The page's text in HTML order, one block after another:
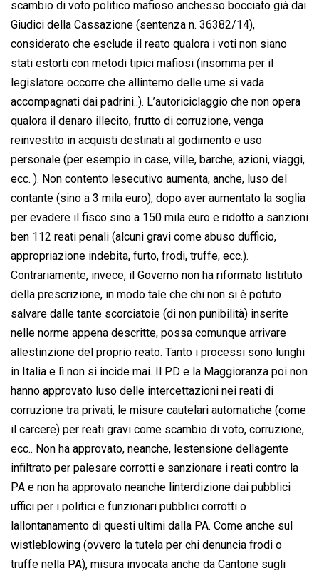
scambio di voto politico mafioso anchesso bocciato già dai
Giudici della Cassazione (sentenza n. 36382/14),
considerato che esclude il reato qualora i voti non siano
stati estorti con metodi tipici mafiosi (insomma per il
legislatore occorre che allinterno delle urne si vada
accompagnati dai padrini..). L’autoriciclaggio che non opera
qualora il denaro illecito, frutto di corruzione, venga
reinvestito in acquisti destinati al godimento e uso
personale (per esempio in case, ville, barche, azioni, viaggi,
ecc. ). Non contento lesecutivo aumenta, anche, luso del
contante (sino a 3 mila euro), dopo aver aumentato la soglia
per evadere il fisco sino a 150 mila euro e ridotto a sanzioni
ben 112 reati penali (alcuni gravi come abuso dufficio,
appropriazione indebita, furto, frodi, truffe, ecc.).
Contrariamente, invece, il Governo non ha riformato listituto
della prescrizione, in modo tale che chi non si è potuto
salvare dalle tante scorciatoie (di non punibilità) inserite
nelle norme appena descritte, possa comunque arrivare
allestinzione del proprio reato. Tanto i processi sono lunghi
in Italia e lì non si incide mai. Il PD e la Maggioranza poi non
hanno approvato luso delle intercettazioni nei reati di
corruzione tra privati, le misure cautelari automatiche (come
il carcere) per reati gravi come scambio di voto, corruzione,
ecc.. Non ha approvato, neanche, lestensione dellagente
infiltrato per palesare corrotti e sanzionare i reati contro la
PA e non ha approvato neanche linterdizione dai pubblici
uffici per i politici e funzionari pubblici corrotti o
lallontanamento di questi ultimi dalla PA. Come anche sul
wistleblowing (ovvero la tutela per chi denuncia frodi o
truffe nella PA), misura invocata anche da Cantone sugli